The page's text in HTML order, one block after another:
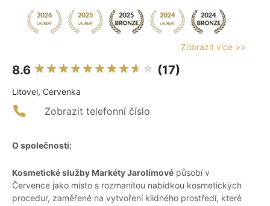
Zobrazit více >>
8.6 (17)
Litovel, Cervenka
Zobrazit telefonní číslo
O společnosti:
Kosmetické služby Markéty Jarolímové působí v
Července jako místo s rozmanitou nabídkou kosmetických
procedur, zaměřené na vytvoření klidného prostředí, které